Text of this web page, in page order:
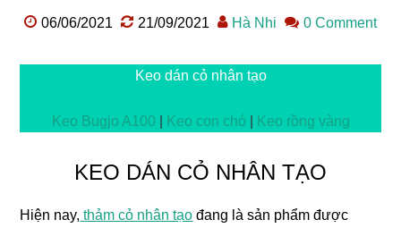
06/06/2021 21/09/2021 Hà Nhi 0 Comment
Keo dán cỏ nhân tạo
Keo Bugjo A100 Keo con chó Keo rồng vàng
KEO DÁN CỎ NHÂN TẠO
Hiện nay, thảm cỏ nhân tạo đang là sản phẩm được